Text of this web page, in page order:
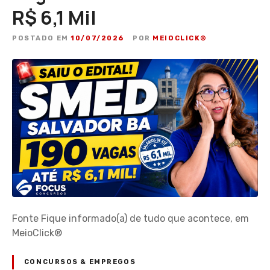
R$ 6,1 Mil
POSTADO EM 10/07/2026 POR MEIOCLICK®
Fonte Fique informado(a) de tudo que acontece, em
MeioClick®
CONCURSOS & EMPREGOS